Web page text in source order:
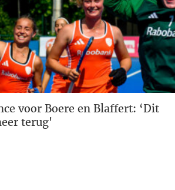
voor Boere en Blaffert: ‘Dit
terug'